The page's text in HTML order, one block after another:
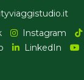
Instagram
LinkedIn